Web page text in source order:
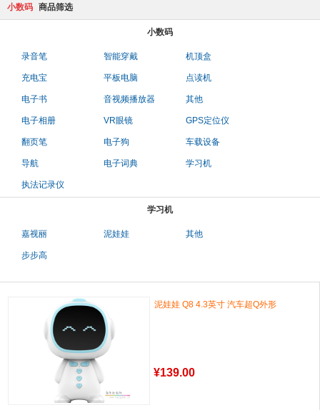
小数码 商品筛选
小数码
录音笔 智能穿戴 机顶盒
充电宝 平板电脑 点读机
电子书 音视频播放器 其他
电子相册 VR眼镜 GPS定位仪
翻页笔 电子狗 车载设备
导航 电子词典 学习机
执法记录仪
学习机
嘉视丽 泥娃娃 其他
步步高
泥娃娃 Q8 4.3英寸 汽车超Q外形
¥139.00